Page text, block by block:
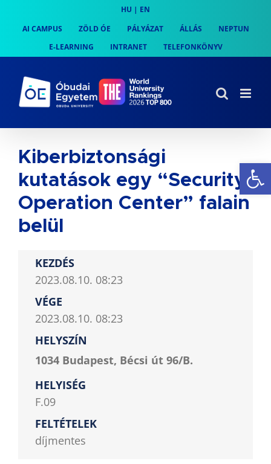
content
HU | EN
AI CAMPUS
ZÖLD ÓE PÁLYÁZAT ÁLLÁS
NEPTUN
E-LEARNING
INTRANET TELEFONKÖNYV
Kiberbiztonsági
kutatások egy “Security
Operation Center” falain
belül
KEZDÉS
2023.08.10. 08:23
VÉGE
2023.08.10. 08:23
HELYSZÍN
1034 Budapest, Bécsi út 96/B.
HELYISÉG
F.09
FELTÉTELEK
díjmentes